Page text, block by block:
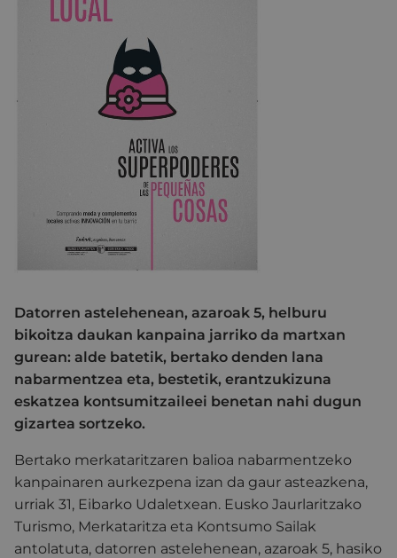
Datorren astelehenean, azaroak 5, helburu
bikoitza daukan kanpaina jarriko da martxan
gurean: alde batetik, bertako denden lana
nabarmentzea eta, bestetik, erantzukizuna
eskatzea kontsumitzaileei benetan nahi dugun
gizartea sortzeko.
Bertako merkataritzaren balioa nabarmentzeko
kanpainaren aurkezpena izan da gaur asteazkena,
urriak 31, Eibarko Udaletxean. Eusko Jaurlaritzako
Turismo, Merkataritza eta Kontsumo Sailak
antolatuta, datorren astelehenean, azaroak 5, hasiko